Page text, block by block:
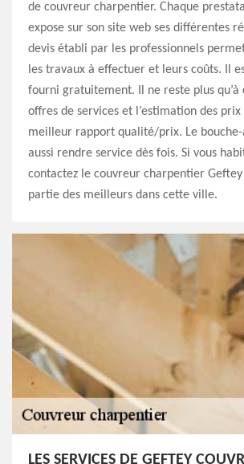
de couvreur charpentier. Chaque
expose sur son site web ses différentes
devis établi par les professionnels
les travaux à effectuer et leurs coûts. Il
fourni gratuitement. Il ne reste plus qu’à
offres de services et l’estimation des
meilleur rapport qualité/prix. Le
aussi rendre service dès fois. Si vous
contactez le couvreur charpentier
partie des meilleurs dans cette ville.
LES SERVICES DE GEFTEY